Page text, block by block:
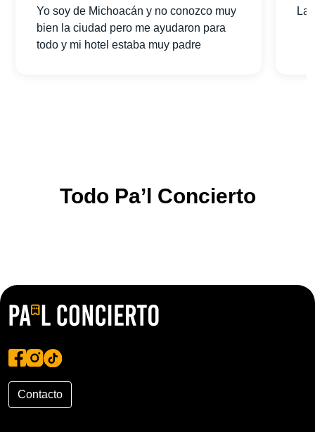
Yo soy de Michoacán y no conozco muy
bien la ciudad pero me ayudaron para
todo y mi hotel estaba muy padre
La
Todo Pa’l Concierto
Contacto